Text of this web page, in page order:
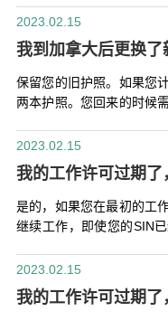
2023.02.15
保留您的旧护照。如果您
两本护照。您回来的时候
2023.02.15
是的，如果您在最初的工
继续工作，即使您的SIN
2023.02.15